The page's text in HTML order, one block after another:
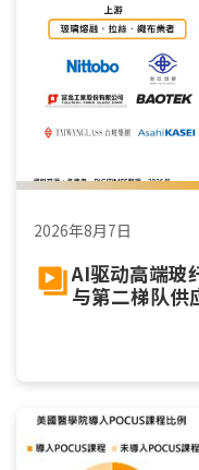
2026年8月7日
AI驱动高端
与第二梯队供